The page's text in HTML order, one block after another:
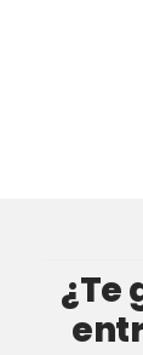
¿Te